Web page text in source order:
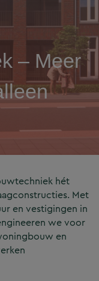
– Meer
hét
Met
en vestigingen in
we voor
en